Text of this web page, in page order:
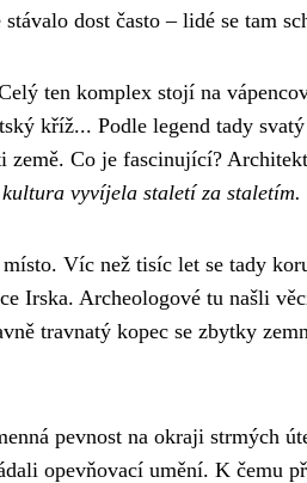
dost často – lidé se tam
ten komplex stojí na
kříž... Podle legend tady
Co je fascinující?
vyvíjela staletí za staletím.
Víc než tisíc let se tady
Irska. Archeologové tu našli
travnatý kopec se zbytky
pevnost na okraji strmých
opevňovací umění. K čemu